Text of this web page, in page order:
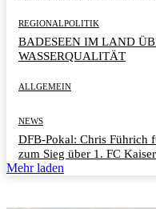
REGIONALPOLITIK
BADESEEN IM LAND
WASSERQUALITÄT
ALLGEMEIN
NEWS
DFB-Pokal: Chris Führich
zum Sieg über 1. FC
Mehr laden